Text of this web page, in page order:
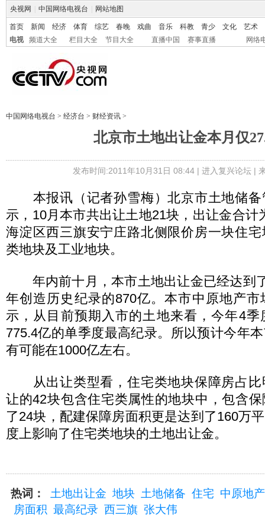
央视网 中国网络电视台 网站地图
首页 新闻 经济 体育 综艺 春晚 戏曲 音乐 科教 青少 文化
艺术
电视
频道大全 栏目大全 节目大全 直播中国 赛事直播 网络
中国网络电视台 > 经济台 > 财经资讯 >
北京市土地出让金本月仅
发布时间:2011年10月31日 08:44 | 进入复兴论坛|
本报讯（记者孙雪梅）北京市土地储备
示，10月本市共出让土地21块，出让金合计
海淀区西三旗安宁庄路北侧限价房一块住
类地块及工业地块。
年内前十月，本市土地出让金已经达到
年创造历史纪录的870亿。本市中原地产
示，从目前预期入市的土地来看，今年4
775.4亿的单季度最高纪录。所以预计今年
有可能在1000亿左右。
从出让类型看，住宅类地块保障房占比
让的42块包含住宅类属性的地块中，包含
了24块，配建保障房面积更是达到了160万
度上影响了住宅类地块的土地出让金。
热词： 土地出让金 地块 土地储备 住宅 中原地产
房面积 最高纪录 西三旗 张大伟